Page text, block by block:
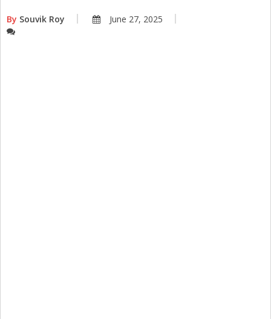
By Souvik Roy June 27, 2025